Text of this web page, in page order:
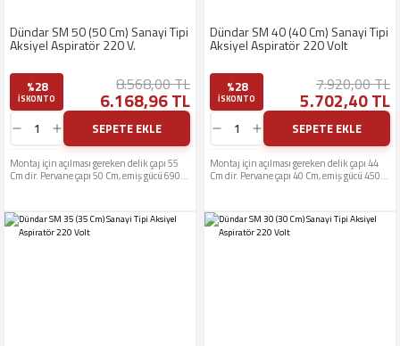
Dündar SM 50 (50 Cm) Sanayi Tipi
Aksiyel Aspiratör 220 V.
%28
ISKONTO
8.568,00 TL
6.168,96 TL
SEPETE EKLE
Montaj için açılması gereken delik çapı 55
Cm dir. Pervane çapı 50 Cm, emiş gücü 6900
Dündar SM 40 (40 Cm) Sanayi Tipi
Aksiyel Aspiratör 220 Volt
%28
ISKONTO
7.920,00 TL
5.702,40 TL
SEPETE EKLE
Montaj için açılması gereken delik çapı 44
Cm dir. Pervane çapı 40 Cm, emiş gücü 4500